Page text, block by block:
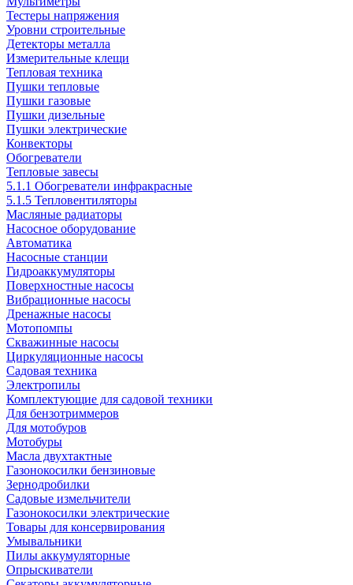
Тестеры напряжения
Уровни строительные
Детекторы металла
Измерительные клещи
Тепловая техника
Пушки тепловые
Пушки газовые
Пушки дизельные
Пушки электрические
Конвекторы
Обогреватели
Тепловые завесы
5.1.1 Обогреватели инфракрасные
5.1.5 Тепловентиляторы
Масляные радиаторы
Насосное оборудование
Автоматика
Насосные станции
Гидроаккумуляторы
Поверхностные насосы
Вибрационные насосы
Дренажные насосы
Мотопомпы
Скважинные насосы
Циркуляционные насосы
Садовая техника
Электропилы
Комплектующие для садовой техники
Для бензотриммеров
Для мотобуров
Мотобуры
Масла двухтактные
Газонокосилки бензиновые
Зернодробилки
Садовые измельчители
Газонокосилки электрические
Товары для консервирования
Умывальники
Пилы аккумуляторные
Опрыскиватели